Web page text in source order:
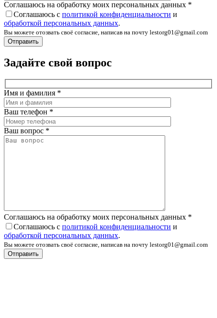
Соглашаюсь на обработку моих персональных данных *
Соглашаюсь с политикой конфиденциальности и
обработкой персональных данных.
Вы можете отозвать своё согласие, написав на почту lestorg01@gmail.com
Задайте свой вопрос
Имя и фамилия *
Ваш телефон *
Ваш вопрос *
Соглашаюсь на обработку моих персональных данных *
Соглашаюсь с политикой конфиденциальности и
обработкой персональных данных.
Вы можете отозвать своё согласие, написав на почту lestorg01@gmail.com